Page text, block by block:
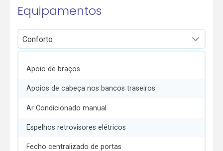
Equipamentos
Apoio de braços
Apoios de cabeça nos bancos traseiros
Ar Condicionado manual
Espelhos retrovisores elétricos
Fecho centralizado de portas